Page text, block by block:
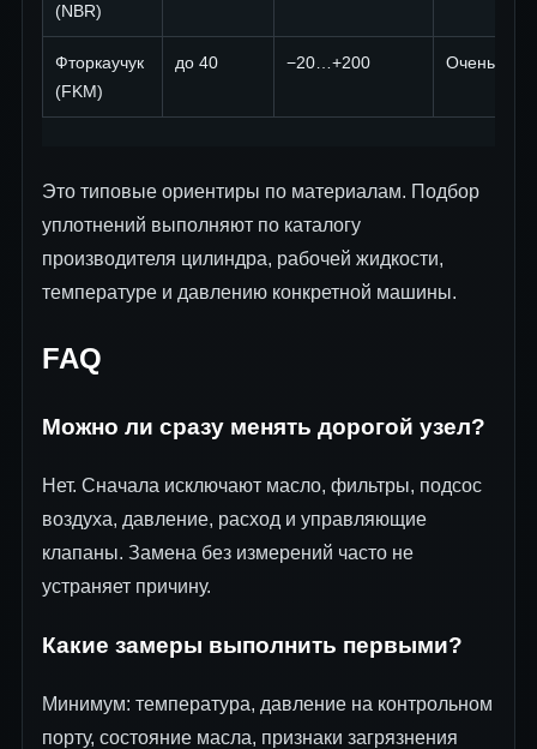
(NBR)
Фторкаучук
(FKM)
до 40 −20…+200 Очень
Это типовые ориентиры по материалам. Подбор
уплотнений выполняют по каталогу
производителя цилиндра, рабочей жидкости,
температуре и давлению конкретной машины.
FAQ
Можно ли сразу менять дорогой узел?
Нет. Сначала исключают масло, фильтры, подсос
воздуха, давление, расход и управляющие
клапаны. Замена без измерений часто не
устраняет причину.
Какие замеры выполнить первыми?
Минимум: температура, давление на контрольном
порту, состояние масла, признаки загрязнения